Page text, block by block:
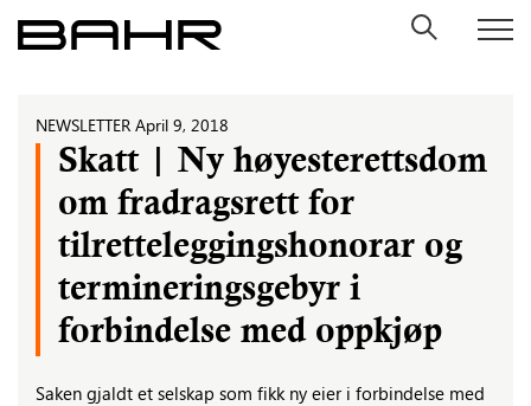
Skip
to
NEWSLETTER April 9, 2018
Skatt | Ny høyesterettsdom
om fradragsrett for
tilretteleggingshonorar og
termineringsgebyr i
forbindelse med oppkjøp
Saken gjaldt et selskap som fikk ny eier i forbindelse med